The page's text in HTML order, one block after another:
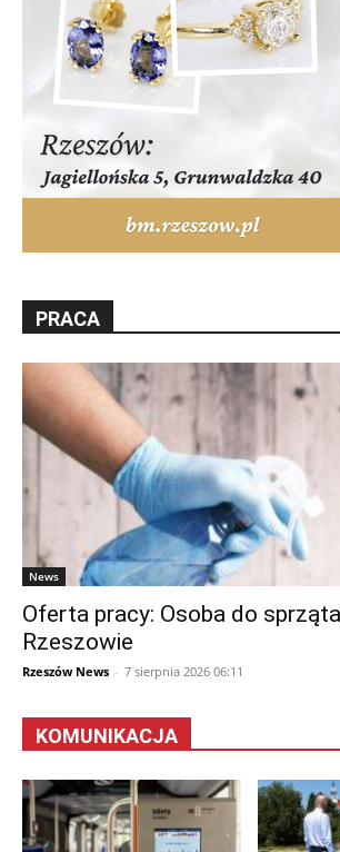
PRACA
News
Oferta pracy: Osoba do
Rzeszowie
Rzeszów News - 7 sierpnia 2026 06:11
KOMUNIKACJA